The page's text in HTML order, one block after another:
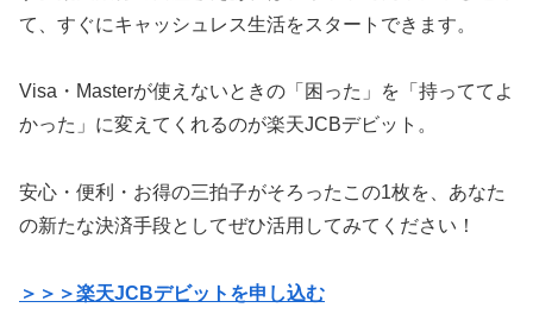
て、すぐにキャッシュレス生活をスタートできます。
Visa・Masterが使えないときの「困った」を「持っててよ
かった」に変えてくれるのが楽天JCBデビット。
安心・便利・お得の三拍子がそろったこの1枚を、あなた
の新たな決済手段としてぜひ活用してみてください！
＞＞＞楽天JCBデビットを申し込む